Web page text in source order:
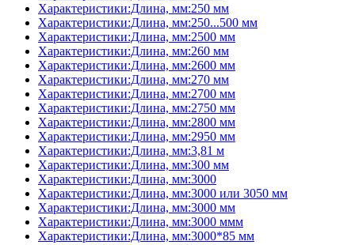
Характеристики:Длина, мм:250 мм
Характеристики:Длина, мм:250...500 мм
Характеристики:Длина, мм:2500 мм
Характеристики:Длина, мм:260 мм
Характеристики:Длина, мм:2600 мм
Характеристики:Длина, мм:270 мм
Характеристики:Длина, мм:2700 мм
Характеристики:Длина, мм:2750 мм
Характеристики:Длина, мм:2800 мм
Характеристики:Длина, мм:2950 мм
Характеристики:Длина, мм:3,81 м
Характеристики:Длина, мм:300 мм
Характеристики:Длина, мм:3000
Характеристики:Длина, мм:3000 или 3050 мм
Характеристики:Длина, мм:3000 мм
Характеристики:Длина, мм:3000 ммм
Характеристики:Длина, мм:3000*85 мм